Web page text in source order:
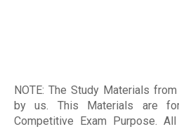
NOTE: The Study Materials
by us. This Materials are
Competitive Exam Purpose.